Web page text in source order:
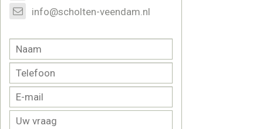
info@scholten-veendam.nl